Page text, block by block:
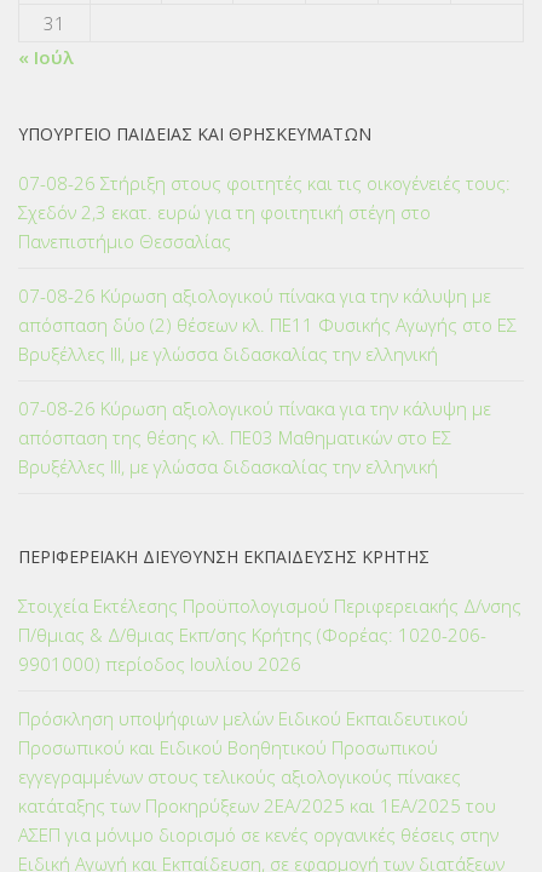
31
« Ιούλ
ΥΠΟΥΡΓΕΙΟ ΠΑΙΔΕΙΑΣ ΚΑΙ ΘΡΗΣΚΕΥΜΑΤΩΝ
07-08-26 Στήριξη στους φοιτητές και τις οικογένειές τους:
Σχεδόν 2,3 εκατ. ευρώ για τη φοιτητική στέγη στο
Πανεπιστήμιο Θεσσαλίας
07-08-26 Κύρωση αξιολογικού πίνακα για την κάλυψη με
απόσπαση δύο (2) θέσεων κλ. ΠΕ11 Φυσικής Αγωγής στο ΕΣ
Βρυξέλλες ΙΙΙ, με γλώσσα διδασκαλίας την ελληνική
07-08-26 Κύρωση αξιολογικού πίνακα για την κάλυψη με
απόσπαση της θέσης κλ. ΠΕ03 Μαθηματικών στο ΕΣ
Βρυξέλλες ΙΙΙ, με γλώσσα διδασκαλίας την ελληνική
ΠΕΡΙΦΕΡΕΙΑΚΗ ΔΙΕΥΘΥΝΣΗ ΕΚΠΑΙΔΕΥΣΗΣ ΚΡΗΤΗΣ
Στοιχεία Εκτέλεσης Προϋπολογισμού Περιφερειακής Δ/νσης
Π/θμιας & Δ/θμιας Εκπ/σης Κρήτης (Φορέας: 1020-206-
9901000) περίοδος Ιουλίου 2026
Πρόσκληση υποψήφιων μελών Ειδικού Εκπαιδευτικού
Προσωπικού και Ειδικού Βοηθητικού Προσωπικού
εγγεγραμμένων στους τελικούς αξιολογικούς πίνακες
κατάταξης των Προκηρύξεων 2ΕΑ/2025 και 1ΕΑ/2025 του
ΑΣΕΠ για μόνιμο διορισμό σε κενές οργανικές θέσεις στην
Ειδική Αγωγή και Εκπαίδευση, σε εφαρμογή των διατάξεων